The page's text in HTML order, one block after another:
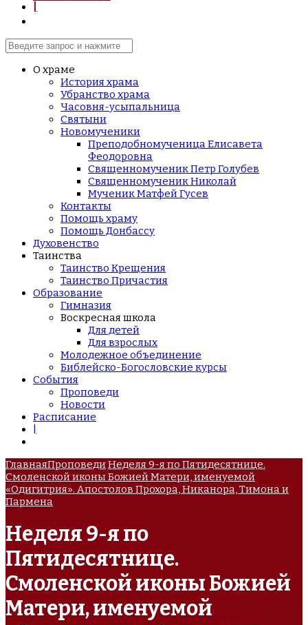
О храме
История храма
Убранство храма
Часовня-усыпальница
Святыни
Новомученики
Преподобномученица Елисавета
Феодоровна
Священномученик Петр Голубев
Священномученик Николай
Мученик Матфей Гусев
Контакты
Помощь храму
Помощь Донбассу
Духовенство
Таинства
Таинство Крещения
Таинство Причастия
Образование
Гимназия
Воскресная школа
Для детей
Для взрослых
Молодежное объединение
Библейско-Богословские курсы
События
Проповеди
Новости
Расписание
ГлавнаяПроповедиНеделя 9-я по Пятидесятнице.
Смоленской иконы Божией Матери, именуемой
«Одигитрия». Апостолов Прохора, Никанора, Тимона и
Пармена
Неделя 9-я по
Пятидесятнице.
Смоленской иконы Божией
Матери, именуемой